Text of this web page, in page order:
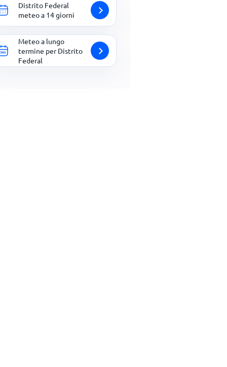
Distrito Federal
meteo a 14 giorni
Meteo a lungo
termine per Distrito
Federal